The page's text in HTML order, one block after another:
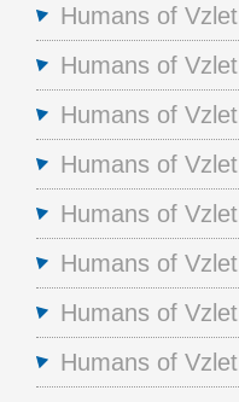
Humans of
Humans of
Humans of
Humans of
Humans of
Humans of
Humans of
Humans of